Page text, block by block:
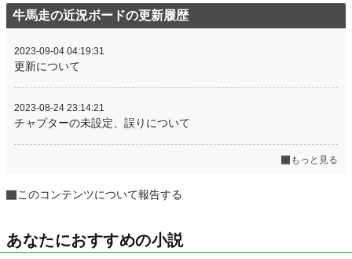
牛馬走の近況ボードの更新履歴
2023-09-04 04:19:31
更新について
2023-08-24 23:14:21
チャプターの未設定、誤りについて
もっと見る
このコンテンツについて報告する
あなたにおすすめの小説